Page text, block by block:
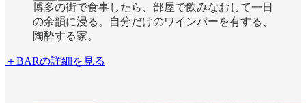
博多の街で食事したら、部屋で飲みなおして一日
の余韻に浸る。自分だけのワインバーを有する、
陶酔する家。
＋BARの詳細を見る